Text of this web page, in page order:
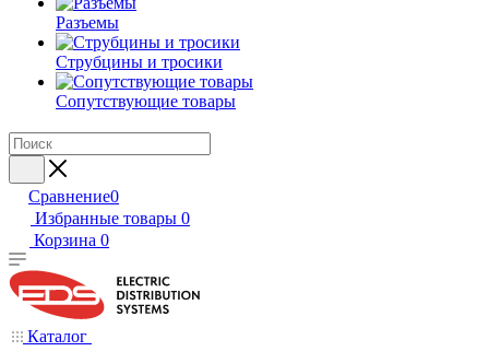
Разъемы
Струбцины и тросики
Сопутствующие товары
Сравнение0
Избранные товары 0
Корзина 0
Каталог